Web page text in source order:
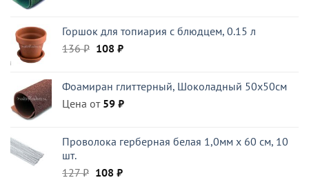
Горшок для топиария с блюдцем, 0.15 л
136₽ Первоначальная
136 ₽.
108 ₽Текущая
Фоамиран глиттерный, Шоколадный 50x50см
Цена от 59 ₽
Проволока герберная белая 1,0мм x 60 см, 10
шт.
127₽ Первоначальная
108 ₽Текущая